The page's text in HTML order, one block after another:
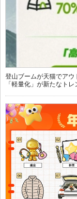
登山ブームが天猫でア
「軽量化」が新たなトレ